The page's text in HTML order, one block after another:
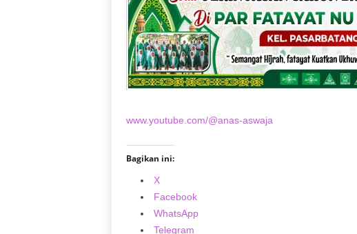
www.youtube.com/@anas-aswaja
Bagikan ini:
X
Facebook
WhatsApp
Telegram